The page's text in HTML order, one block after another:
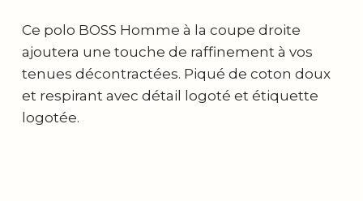
Ce polo BOSS Homme à la coupe droite
ajoutera une touche de raffinement à vos
tenues décontractées. Piqué de coton doux
et respirant avec détail logoté et étiquette
logotée.